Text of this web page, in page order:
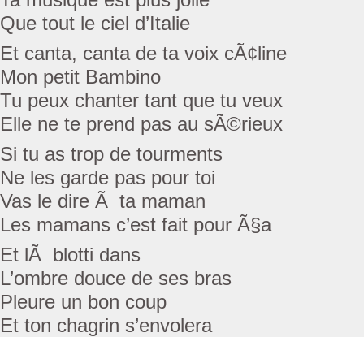
Que tout le ciel d’Italie
Et canta, canta de ta voix cÃ¢line
Mon petit Bambino
Tu peux chanter tant que tu veux
Elle ne te prend pas au sÃ©rieux
Si tu as trop de tourments
Ne les garde pas pour toi
Vas le dire Ã ta maman
Les mamans c’est fait pour Ã§a
Et lÃ blotti dans
L’ombre douce de ses bras
Pleure un bon coup
Et ton chagrin s’envolera